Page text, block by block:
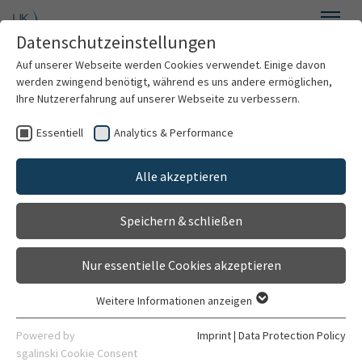
Skip to main content
Welcome
About us
For patients
For professionals
Department of General Psychiatry
Jahr Überschrift
2010
Selbstmanagementfähigkeiten und
Ressourcen bei schizophrenen Patienten
- Einfluss auf die psychopathologische
Entwicklung
Targeting planning and problem-
solving versus basic cognition in
cognitive remediation for patients with
Datenschutzeinstellungen
Auf unserer Webseite werden Cookies verwendet. Einige davon
werden zwingend benötigt, während es uns andere ermöglichen,
Ihre Nutzererfahrung auf unserer Webseite zu verbessern.
Essentiell Analytics & Performance
Alle akzeptieren
Speichern & schließen
Nur essentielle Cookies akzeptieren
Essentielle Cookies werden für grundlegende Funktionen der
Webseite benötigt. Dadurch ist gewährleistet, dass die
Weitere Informationen anzeigen
Powered by
sgalinski Cookie Consent
Imprint| Data Protection Policy